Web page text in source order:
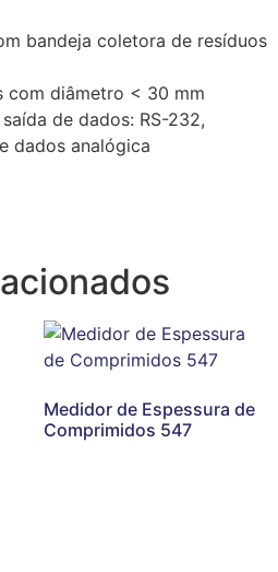
bandeja coletora de resíduos
com diâmetro < 30 mm
de dados: RS-232,
dados analógica
Medidor de Espessura de
Comprimidos 547